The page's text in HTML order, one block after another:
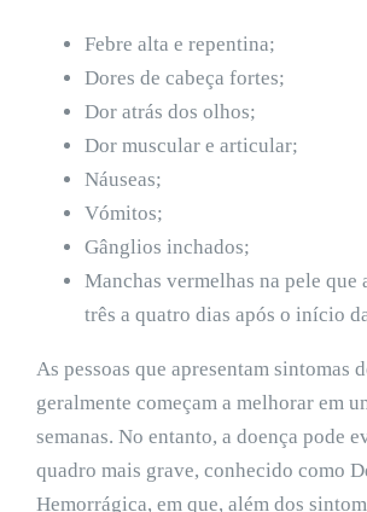
Febre alta e repentina;
Dores de cabeça fortes;
Dor atrás dos olhos;
Dor muscular e articular;
Náuseas;
Vómitos;
Gânglios inchados;
Manchas vermelhas na pele que
três a quatro dias após o início
As pessoas que apresentam sintomas
geralmente começam a melhorar em
semanas. No entanto, a doença pode
quadro mais grave, conhecido como
Hemorrágica, em que, além dos